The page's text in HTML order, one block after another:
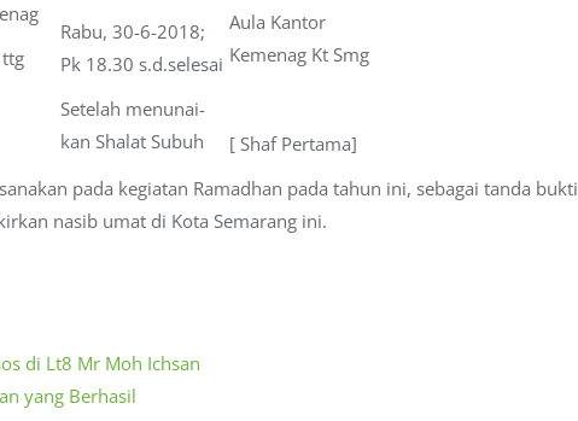
Rabu, 30-6-2018;
Pk 18.30 s.d.selesai
Setelah menunai-
kan Shalat Subuh
Aula Kantor
Kemenag Kt Smg
[ Shaf Pertama]
pada kegiatan Ramadhan pada tahun ini, sebagai tanda bukti
nasib umat di Kota Semarang ini.
di Lt8 Mr Moh Ichsan
yang Berhasil